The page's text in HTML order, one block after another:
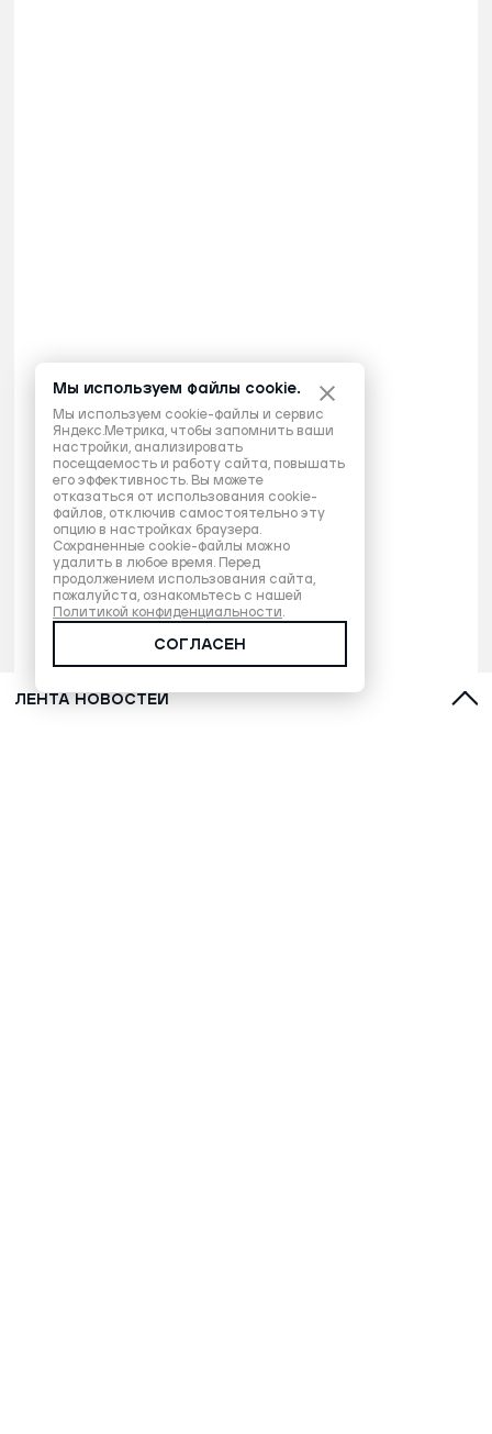
ЛЕНТА НОВОСТЕЙ
Мы используем файлы cookie.
Мы используем cookie-файлы и сервис
Яндекс.Метрика, чтобы запомнить ваши
настройки, анализировать
посещаемость и работу сайта, повышать
его эффективность. Вы можете
отказаться от использования cookie-
файлов, отключив самостоятельно эту
опцию в настройках браузера.
Сохраненные cookie-файлы можно
удалить в любое время. Перед
продолжением использования сайта,
пожалуйста, ознакомьтесь с нашей
Политикой конфиденциальности.
СОГЛАСЕН